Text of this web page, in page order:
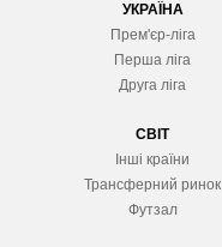
УКРАЇНА
Прем'єр-ліга
Перша ліга
Друга ліга
СВІТ
Інші країни
Трансферний ринок
Футзал